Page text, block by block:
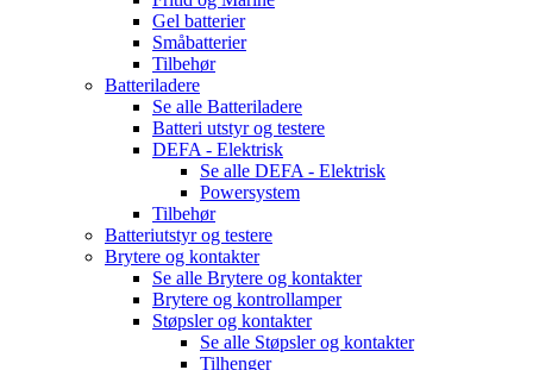
Gel batterier
Småbatterier
Tilbehør
Batteriladere
Se alle Batteriladere
Batteri utstyr og testere
DEFA - Elektrisk
Se alle DEFA - Elektrisk
Powersystem
Tilbehør
Batteriutstyr og testere
Brytere og kontakter
Se alle Brytere og kontakter
Brytere og kontrollamper
Støpsler og kontakter
Se alle Støpsler og kontakter
Tilhenger